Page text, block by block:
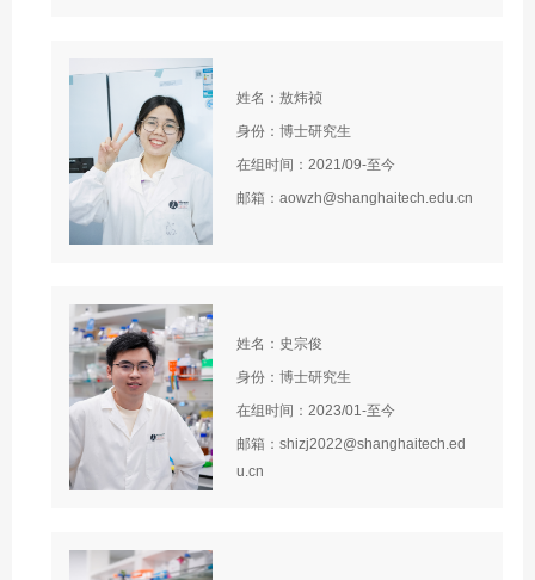
姓名：敖炜祯
身份：博士研究生
在组时间：2021/09-至今
邮箱：aowzh@shanghaitech.edu.cn
姓名：史宗俊
身份：博士研究生
在组时间：2023/01-至今
邮箱：shizj2022@shanghaitech.ed
u.cn